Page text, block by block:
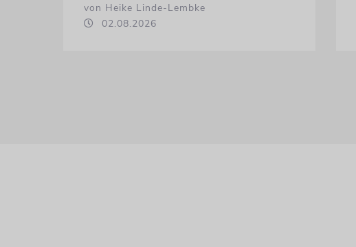
von Heike Linde-Lembke
02.08.2026